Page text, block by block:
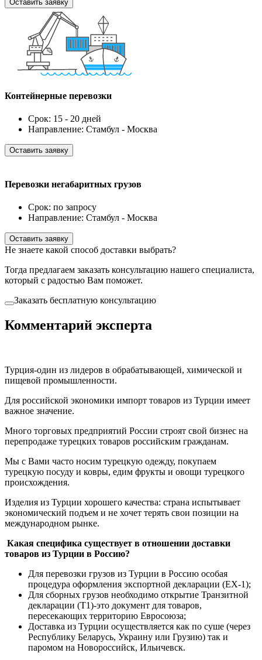
Оставить заявку
Контейнерные перевозки
Срок: 15 - 20 дней
Направление: Стамбул - Москва
Оставить заявку
Перевозки негабаритных грузов
Срок: по запросу
Направление: Стамбул - Москва
Оставить заявку
Не знаете какой способ доставки выбрать?
Тогда предлагаем заказать консультацию нашего специалиста,
который с радостью Вам поможет.
Заказать бесплатную консультацию
Комментарий эксперта
Турция-один из лидеров в обрабатывающей, химической и
пищевой промышленности.
Для российской экономики импорт товаров из Турции имеет
важное значение.
Много торговых предприятий России строят свой бизнес на
перепродаже турецких товаров российским гражданам.
Мы с Вами часто носим турецкую одежду, покупаем
турецкую посуду и ковры, едим фрукты и овощи турецкого
происхождения.
Изделия из Турции хорошего качества: страна испытывает
экономический подъем и не хочет терять свои позиции на
международном рынке.
Какая специфика существует в отношении доставки
товаров из Турции в Россию?
Для перевозки грузов из Турции в Россию особая
процедура оформления экспортной декларации (ЕХ-1);
Для сборных грузов необходимо открытие Транзитной
декларации (Т1)-это документ для товаров,
пересекающих территорию Евросоюза;
Доставка из Турции осуществляется как по суше (через
Республику Беларусь, Украину или Грузию) так и
паромом на Новороссийск, Ильичевск.